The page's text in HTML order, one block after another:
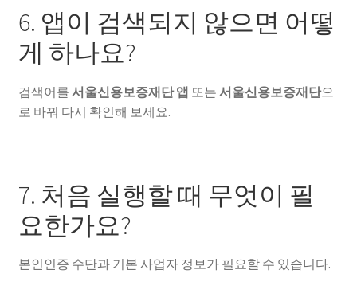
6. 앱이 검색되지 않으면 어떻
게 하나요?
검색어를 서울신용보증재단 앱 또는 서울신용보증재단으
로 바꿔 다시 확인해 보세요.
7. 처음 실행할 때 무엇이 필
요한가요?
본인인증 수단과 기본 사업자 정보가 필요할 수 있습니다.